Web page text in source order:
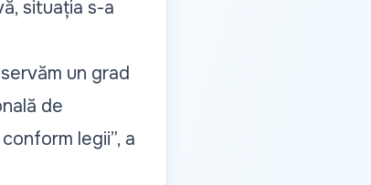
situația s-a
un grad
de
legii”, a